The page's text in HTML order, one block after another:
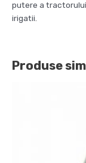
putere a
irigatii.
Produse